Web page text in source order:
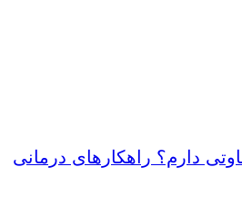
دارم؟ راهکارهای درمانی